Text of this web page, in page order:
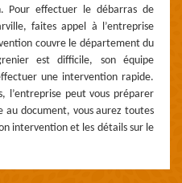
Pour effectuer le débarras de
faites appel à l’entreprise
couvre le département du
est difficile, son équipe
une intervention rapide.
l’entreprise peut vous préparer
document, vous aurez toutes
intervention et les détails sur le